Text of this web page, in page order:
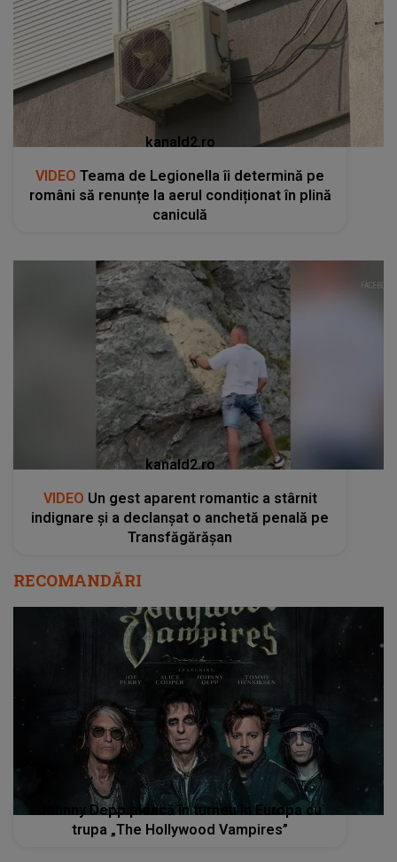
kanald2.ro
VIDEO Teama de Legionella îi determină pe
români să renunțe la aerul condiționat în plină
caniculă
kanald2.ro
VIDEO Un gest aparent romantic a stârnit
indignare și a declanșat o anchetă penală pe
Transfăgărășan
RECOMANDĂRI
Johnny Depp pleacă în turneu în Europa cu
trupa „The Hollywood Vampires”